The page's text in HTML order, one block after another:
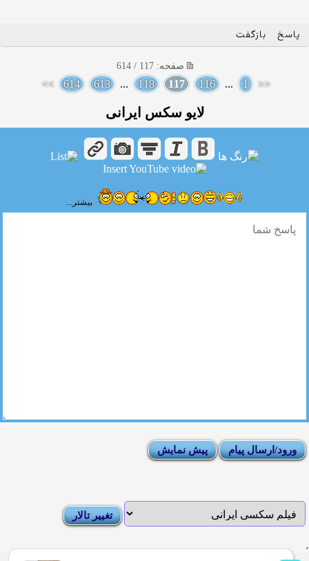
پاسخ بازگفت
صفحه: 117 / 614
<<
1
...
116
117
118
...
613
614
>>
لایو سکس ایرانی
بیشتر...